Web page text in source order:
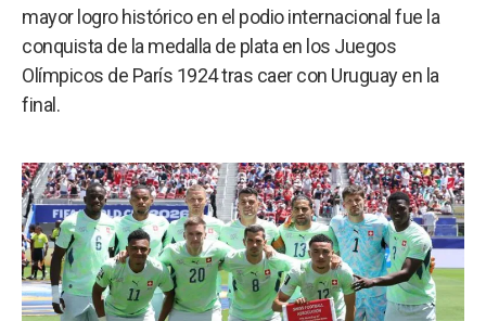
mayor logro histórico en el podio internacional fue la
conquista de la medalla de plata en los Juegos
Olímpicos de París 1924 tras caer con Uruguay en la
final.